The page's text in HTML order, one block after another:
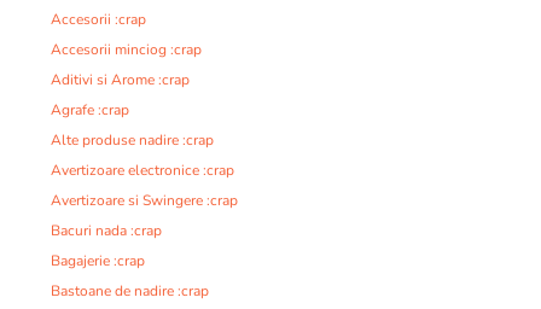
Accesorii :crap
Accesorii minciog :crap
Aditivi si Arome :crap
Agrafe :crap
Alte produse nadire :crap
Avertizoare electronice :crap
Avertizoare si Swingere :crap
Bacuri nada :crap
Bagajerie :crap
Bastoane de nadire :crap